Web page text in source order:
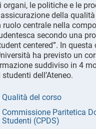
organi, le politiche e le
della
ruolo centrale nella
secondo una
centered”. In questa
ha previsto un
suddiviso in 4
studenti dell’Ateneo.
Qualità del corso
Commissione Paritetica
Studenti (CPDS)